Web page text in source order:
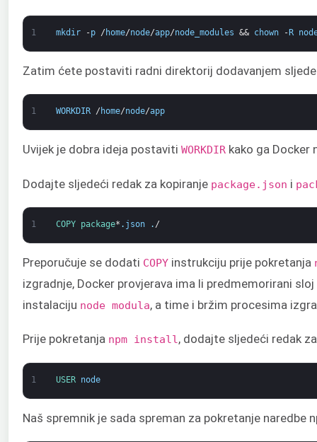
1 mkdir -p / home/node/app/node_modules && chown -R
Zatim ćete postaviti radni direktorij dodavanjem
1 WORKDIR / home/node/app
Uvijek je dobra ideja postaviti WORKDIR kako ga Docker
Dodajte sljedeći redak za kopiranje package.json i
1 COPY package* . json . /
Preporučuje se dodati COPY instrukciju prije pokretanja
izgradnje, Docker provjerava ima li predmemorirani
instalaciju node modula, a time i bržim procesima
Prije pokretanja npm install, dodajte sljedeći redak
1 USER node
Naš spremnik je sada spreman za pokretanje naredbe